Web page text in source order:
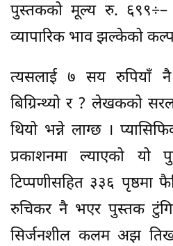
पुस्तकको मूल्य रु. ६९९÷–
व्यापारिक भाव झल्केको
त्यसलाई ७ सय रुपियाँ
बिग्रिन्थ्यो र ? लेखकको
थियो भन्ने लाग्छ ।
प्रकाशनमा ल्याएको
टिप्पणीसहित ३३६ पृष्ठमा
रुचिकर नै भएर पुस्तक
सिर्जनशील कलम अझ